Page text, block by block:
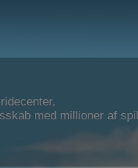
med millioner af